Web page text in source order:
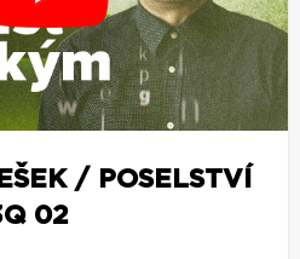
/ POSELSTVÍ
02